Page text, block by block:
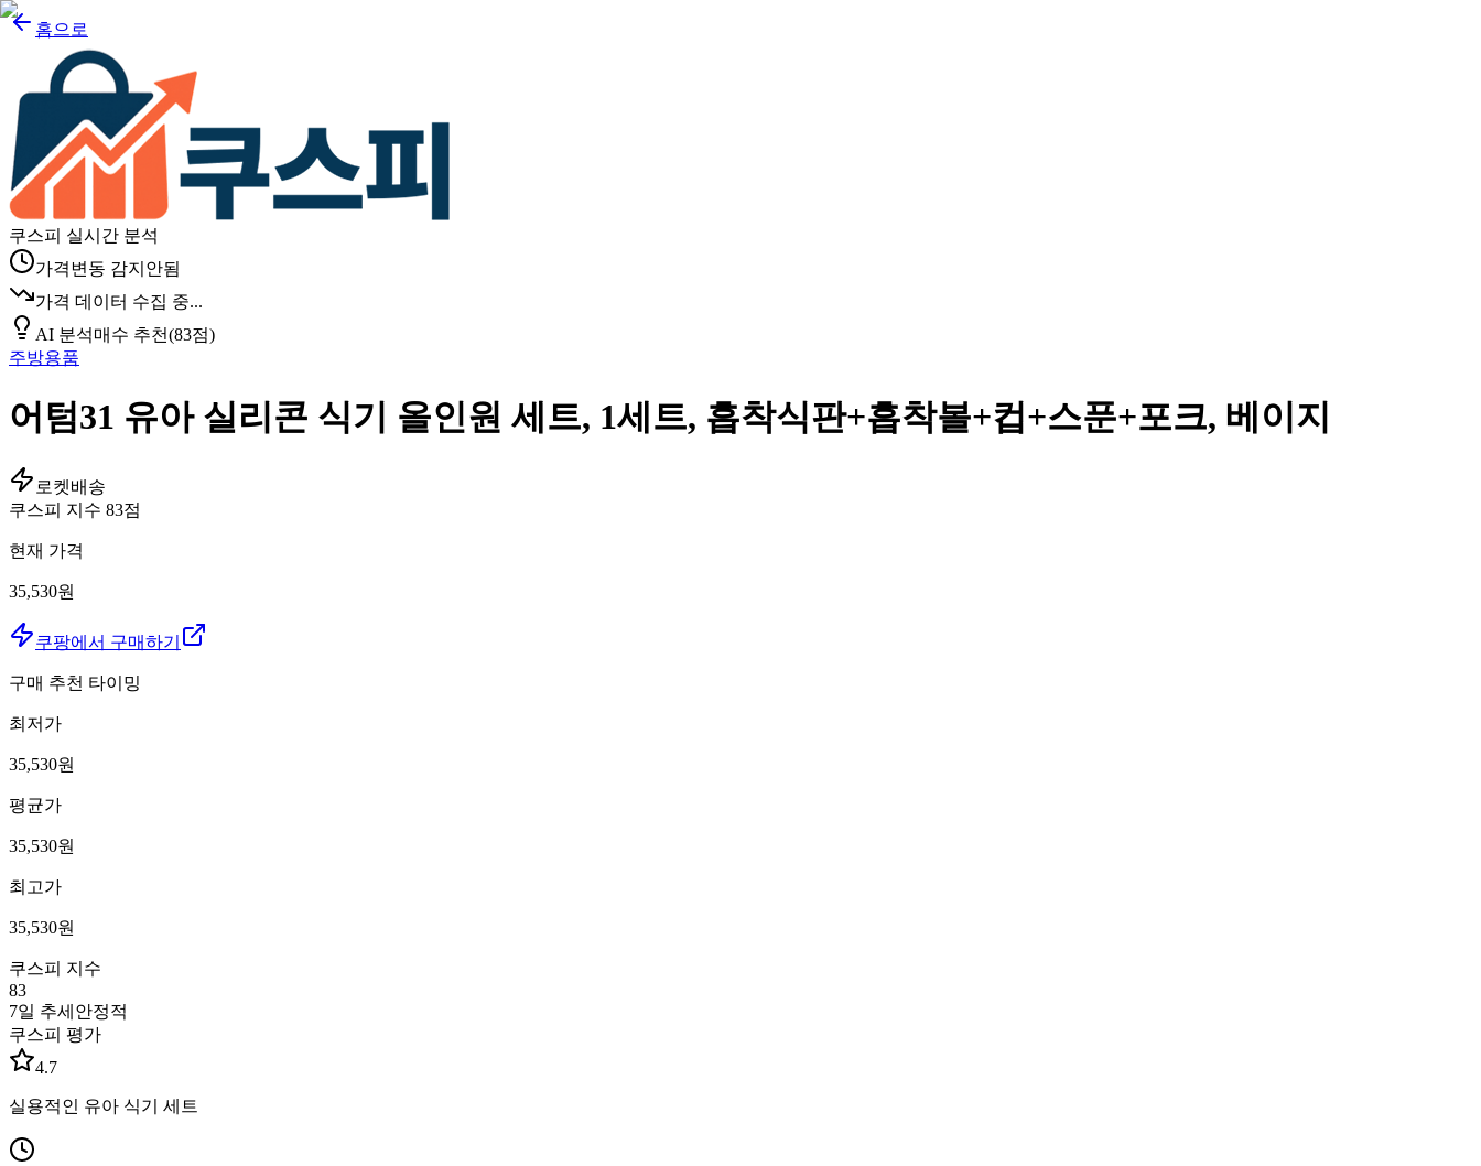
홈으로
쿠스피 실시간 분석
가격변동 감지안됨
가격 데이터 수집 중...
AI 분석매수 추천(83점)
주방용품
어텀31 유아 실리콘 식기 올인원 세트, 1세트, 흡착식판+흡착볼+컵+스푼+포크, 베이지
로켓배송
쿠스피 지수 83점
현재 가격
35,530원
쿠팡에서 구매하기
구매 추천 타이밍
최저가
35,530원
평균가
35,530원
최고가
35,530원
쿠스피 지수
83
7일 추세 안정적
쿠스피 평가
4.7
실용적인 유아 식기 세트